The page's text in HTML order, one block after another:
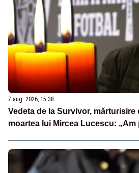
7 aug. 2026, 15:38
Vedeta de la Survivor,
moartea lui Mircea Lucescu: „Am